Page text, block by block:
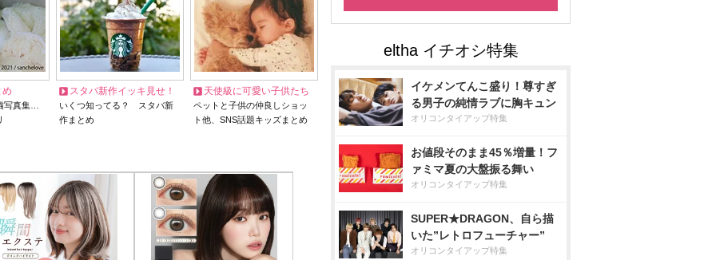
め
写真集…
スタバ新作イッキ見せ！
いくつ知ってる？ スタバ新
作まとめ
天使級に可愛い子供たち
ペットと子供の仲良しショッ
ト他、SNS話題キッズまとめ
イケメンてんこ盛り！尊すぎ
る男子の純情ラブに胸キュン
オリコンタイアップ特集
お値段そのまま45％増量！フ
ァミマ夏の大盤振る舞い
オリコンタイアップ特集
SUPER★DRAGON、自ら描
いた”レトロフューチャー”
オリコンタイアップ特集